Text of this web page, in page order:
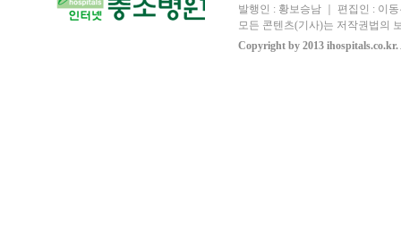
발행인 : 황보승남 ｜ 편집인 : 이
모든 콘텐츠(기사)는 저작권법의
Copyright by 2013 ihospitals.co.kr.